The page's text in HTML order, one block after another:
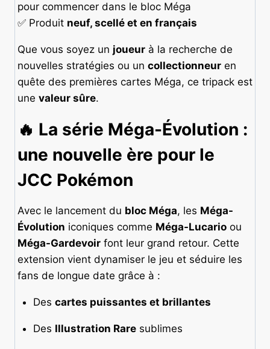
pour commencer dans le bloc Méga
✅ Produit neuf, scellé et en français
Que vous soyez un joueur à la recherche de
nouvelles stratégies ou un collectionneur en
quête des premières cartes Méga, ce tripack est
une valeur sûre.
🔥 La série Méga-Évolution :
une nouvelle ère pour le
JCC Pokémon
Avec le lancement du bloc Méga, les Méga-
Évolution iconiques comme Méga-Lucario ou
Méga-Gardevoir font leur grand retour. Cette
extension vient dynamiser le jeu et séduire les
fans de longue date grâce à :
Des cartes puissantes et brillantes
Des Illustration Raresublimes